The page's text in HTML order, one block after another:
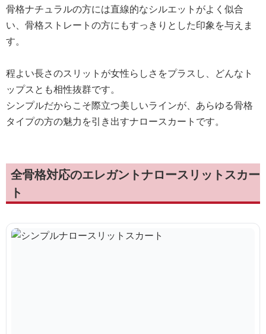
骨格ナチュラルの方には直線的なシルエットがよく似合
い、骨格ストレートの方にもすっきりとした印象を与えま
す。
程よい長さのスリットが女性らしさをプラスし、どんなト
ップスとも相性抜群です。
シンプルだからこそ際立つ美しいラインが、あらゆる骨格
タイプの方の魅力を引き出すナロースカートです。
全骨格対応のエレガントナロースリットスカー
ト